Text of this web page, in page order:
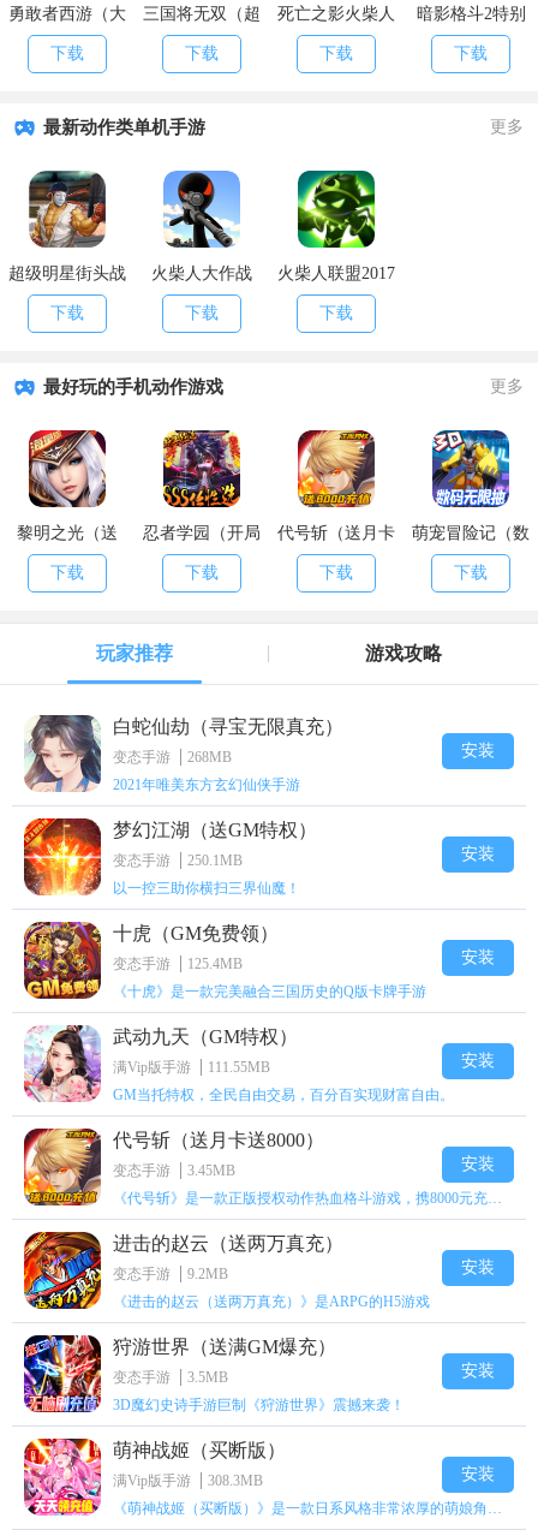
勇敢者西游（大
乱斗）
下载
三国将无双（超
神魔将版）
下载
死亡之影火柴人
格斗
下载
暗影格斗2特别
版
下载
最新动作类单机手游 更多
超级明星街头战
斗世界
下载
火柴人大作战
下载
火柴人联盟2017
破解版
下载
最好玩的手机动作游戏 更多
黎明之光（送
500W钻石）
下载
忍者学园（开局
SSS）
下载
代号斩（送月卡
送8000）
下载
萌宠冒险记（数
码无限抽）
下载
玩家推荐 游戏攻略
白蛇仙劫（寻宝无限真充）
变态手游
268MB
2021年唯美东方玄幻仙侠手游
安装
梦幻江湖（送GM特权）
变态手游
250.1MB
以一控三助你横扫三界仙魔！
安装
十虎（GM免费领）
变态手游
125.4MB
《十虎》是一款完美融合三国历史的Q版卡牌手游
安装
武动九天（GM特权）
满Vip版手游
111.55MB
GM当托特权，全民自由交易，百分百实现财富自由。
安装
代号斩（送月卡送8000）
变态手游
3.45MB
《代号斩》是一款正版授权动作热血格斗游戏，携8000元充值壕礼福利来袭！
安装
进击的赵云（送两万真充）
变态手游
9.2MB
《进击的赵云（送两万真充）》是ARPG的H5游戏
安装
狩游世界（送满GM爆充）
变态手游
3.5MB
3D魔幻史诗手游巨制《狩游世界》震撼来袭！
安装
萌神战姬（买断版）
满Vip版手游
308.3MB
《萌神战姬（买断版）》是一款日系风格非常浓厚的萌娘角色扮演策略卡牌手游
安装